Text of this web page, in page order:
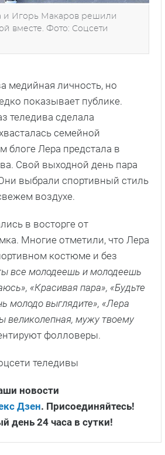
и Игорь Макаров решили
вместе. Фото: Соцсети
медийная личность, но
показывает публике.
теледива сделала
семейной
блоге Лера предстала в
Свой выходной день пара
выбрали спортивный стиль
воздухе.
в восторге от
Многие отметили, что Лера
костюме и без
все молодеешь и молодеешь
«Красивая пара», «Будьте
молодо выглядите», «Лера
великолепная, мужу твоему
фолловеры.
теледивы
новости
Дзен. Присоединяйтесь!
24 часа в сутки!